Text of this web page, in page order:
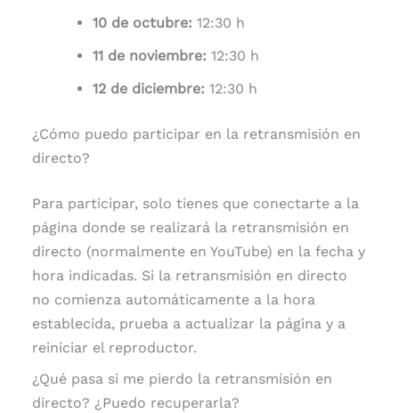
10 de octubre: 12:30 h
11 de noviembre: 12:30 h
12 de diciembre: 12:30 h
¿Cómo puedo participar en la retransmisión en
directo?
Para participar, solo tienes que conectarte a la
página donde se realizará la retransmisión en
directo (normalmente en YouTube) en la fecha y
hora indicadas. Si la retransmisión en directo
no comienza automáticamente a la hora
establecida, prueba a actualizar la página y a
reiniciar el reproductor.
¿Qué pasa si me pierdo la retransmisión en
directo? ¿Puedo recuperarla?